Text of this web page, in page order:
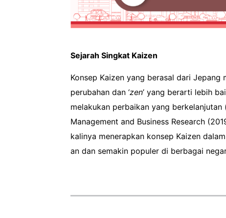
Sejarah Singkat Kaizen
Konsep Kaizen yang berasal dari
perubahan dan ‘zen’ yang berarti lebih
melakukan perbaikan yang berkelanjutan
Management and Business Research
kalinya menerapkan konsep Kaizen
an dan semakin populer di berbagai